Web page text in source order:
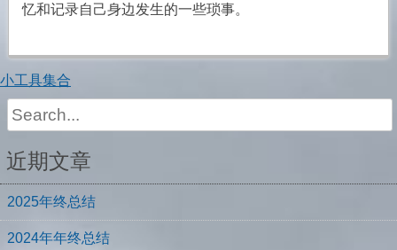
忆和记录自己身边发生的一些琐事。
小工具集合
Search
for:
近期文章
2025年终总结
2024年年终总结